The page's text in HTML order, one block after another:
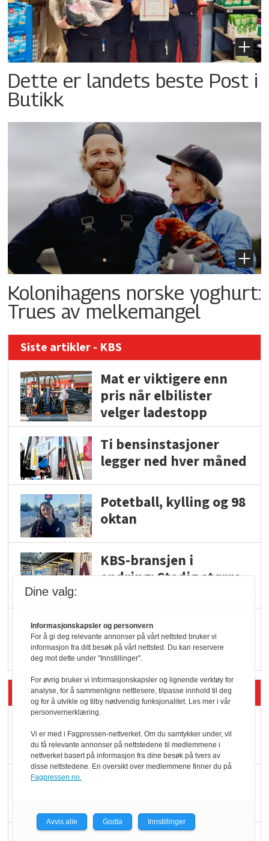
Dette er landets beste Post i
Butikk
Kolonihagens norske yoghurt:
Trues av melkemangel
Siste artikler - KBS
Mat er viktigere enn
pris når elbilister
velger ladestopp
Ti bensinstasjoner
legger ned hver måned
Potetball, kylling og 98
oktan
KBS-bransjen i
endring: Stadig større
Vokser med ferdigmat
i dagligvare
Siste artikler - Butikk i praksis
dundrer videre
Dine valg:
Informasjonskapsler og personvern
For å gi deg relevante annonser på vårt nettsted bruker vi
informasjon fra ditt besøk på vårt nettsted. Du kan reservere
deg mot dette under "Innstillinger".
For øvrig bruker vi informasjonskapsler og lignende verktøy for
analyse, for å sammenligne nettlesere, tilpasse innhold til deg
og for å utvikle og tilby nødvendig funksjonalitet. Les mer i vår
personvernerklæring.
Vi er med i Fagpressen-nettverket. Om du samtykker under, vil
du få relevante annonser på nettstedene til medlemmene i
nettverket basert på informasjon fra dine besøk på tvers av
disse nettstedene. En oversikt over medlemmene finner du på
Fagpressen.no.
Avvis alle Godta Innstillinger